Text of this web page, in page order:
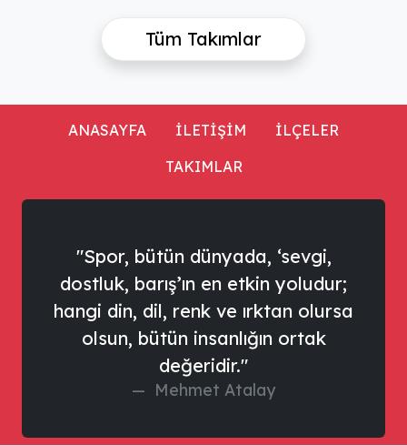
Tüm Takımlar
ANASAYFA İLETİŞİM
İLÇELER
TAKIMLAR
"Spor, bütün dünyada, ‘sevgi,
dostluk, barış’ın en etkin yoludur;
hangi din, dil, renk ve ırktan olursa
olsun, bütün insanlığın ortak
değeridir."
Mehmet Atalay